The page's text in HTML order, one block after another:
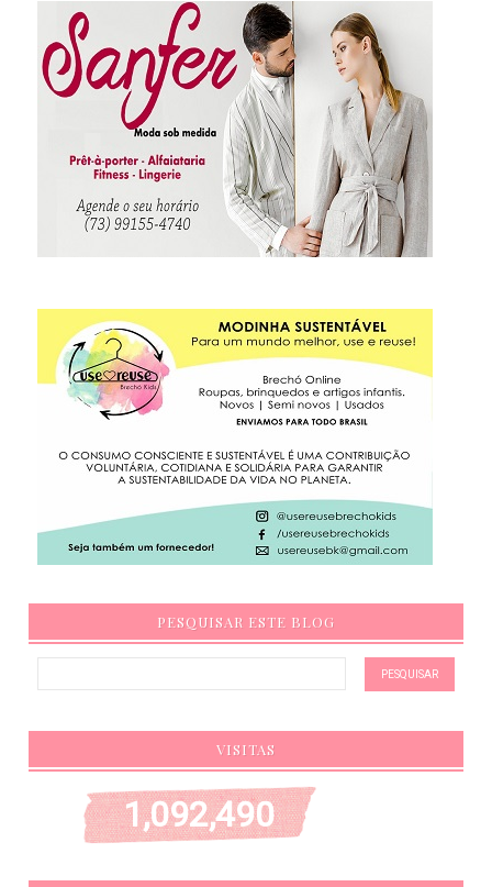
PESQUISAR ESTE BLOG
VISITAS
1,092,490